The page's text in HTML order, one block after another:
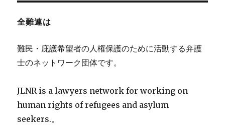
全難連は
難民・庇護希望者の人権保護のために活動する弁護
士のネットワーク団体です。
JLNR is a lawyers network for working on
human rights of refugees and asylum
seekers.。